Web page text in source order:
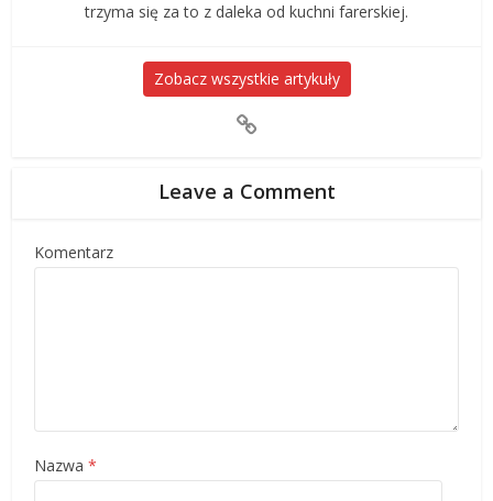
trzyma się za to z daleka od kuchni farerskiej.
Zobacz wszystkie artykuły
Leave a Comment
Komentarz
Nazwa*